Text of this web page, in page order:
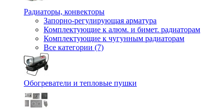
Радиаторы, конвекторы
Запорно-регулирующая арматура
Комплектующие к алюм. и бимет. радиаторам
Комплектующие к чугунным радиаторам
Все категории (7)
Обогреватели и тепловые пушки